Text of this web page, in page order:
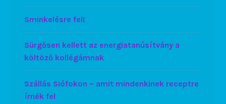
Sminkelésre fel!
Sürgősen kellett az energiatanúsítvány a
költöző kollégámnak
Szállás Siófokon – amit mindenkinek receptre
írnék fel